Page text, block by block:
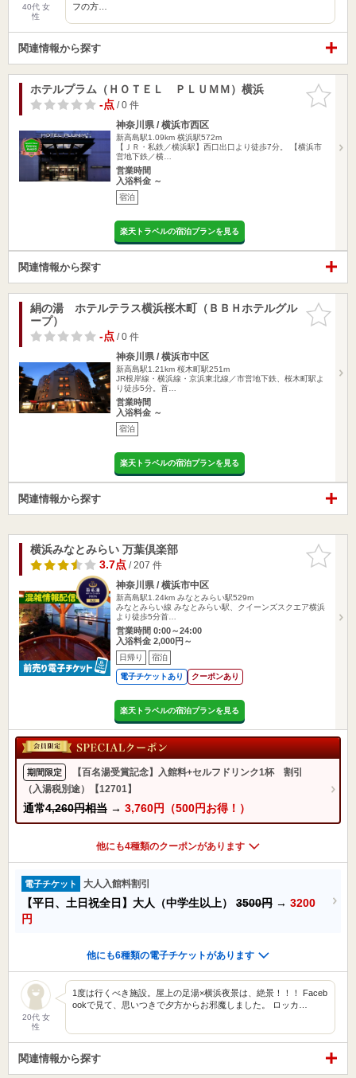
40代 女
性
フの方…
関連情報から探す
お気に入
りに追加
ホテルプラム（ＨＯＴＥＬ ＰＬＵＭＭ）横浜
-点/ 0 件
神奈川県 / 横浜市西区
新高島駅1.09km 横浜駅572m
【ＪＲ・私鉄／横浜駅】西口出口より徒歩7分。 【横浜市
営地下鉄／横…
営業時間
入浴料金 ～
宿泊
楽天トラベルの宿泊プランを見る
関連情報から探す
お気に入
りに追加
絹の湯 ホテルテラス横浜桜木町（ＢＢＨホテルグル
ープ）
-点/ 0 件
神奈川県 / 横浜市中区
新高島駅1.21km 桜木町駅251m
JR根岸線・横浜線・京浜東北線／市営地下鉄、桜木町駅よ
り徒歩5分。首…
営業時間
入浴料金 ～
宿泊
楽天トラベルの宿泊プランを見る
関連情報から探す
お気に入
りに追加
横浜みなとみらい 万葉倶楽部
3.7点/ 207 件
神奈川県 / 横浜市中区
新高島駅1.24km みなとみらい駅529m
みなとみらい線 みなとみらい駅、クイーンズスクエア横浜
より徒歩5分首…
営業時間 0:00～24:00
入浴料金 2,000円～
日帰り 宿泊
電子チケットあり クーポンあり
楽天トラベルの宿泊プランを見る
期間限定
【百名湯受賞記念】入館料+セルフドリンク1杯 割引
（入湯税別途）【12701】
通常4,260円相当 → 3,760円（500円お得！）
他にも4種類のクーポンがあります
電子チケット 大人入館料割引
【平日、土日祝全日】大人（中学生以上） 3500円 → 3200
円
他にも6種類の電子チケットがあります
20代 女
性
1度は行くべき施設。屋上の足湯×横浜夜景は、絶景！！！ Faceb
ookで見て、思いつきで夕方からお邪魔しました。 ロッカ…
関連情報から探す